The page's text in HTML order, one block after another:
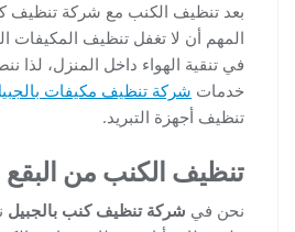
بعد تنظيف الكنب مع شركة تنظيف
المهم أن لا تغفل تنظيف المكيفات
في تنقية الهواء داخل المنزل، لذا
خدمات شركة تنظيف مكيفات
تنظيف أجهزة التبريد.
تنظيف الكنب من البقع
نحن في شركة تنظيف كنب بالجبيل